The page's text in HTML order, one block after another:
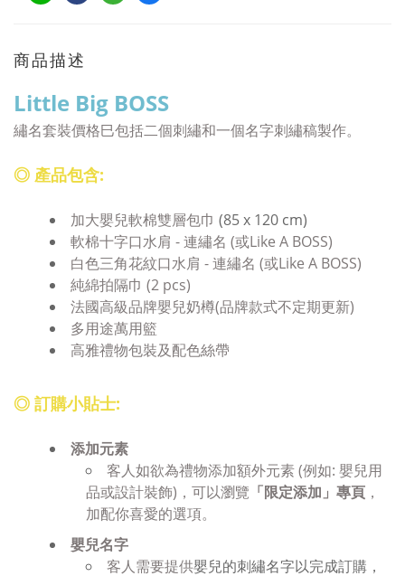
商品描述
Little Big BOSS
繡名套裝價格巳包括二個刺繡和一個名字刺繡稿製作。
◎ 產品包含:
加大嬰兒軟棉雙層包巾 (85 x 120 cm)
軟棉十字口水肩 - 連繡名 (或Like A BOSS)
白色三角花紋口水肩 - 連繡名 (或Like A BOSS)
純綿拍隔巾 (2 pcs)
法國高級品牌嬰兒奶樽(品牌款式不定期更新)
多用途萬用籃
高雅禮物包裝及配色絲帶
◎ 訂購小貼士:
添加元素
客人如欲為禮物添加額外元素 (例如: 嬰兒用
品或設計裝飾)，可以瀏覽 「限定添加」專頁 ，
加配你喜愛的選項。
嬰兒名字
客人需要提供嬰兒的刺繡名字以完成訂購，